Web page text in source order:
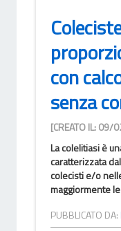
con
senza
[CREATO IL:
La colelitiasi è
caratterizzata
colecisti e/o
maggiormente
PUBBLICATO DA: